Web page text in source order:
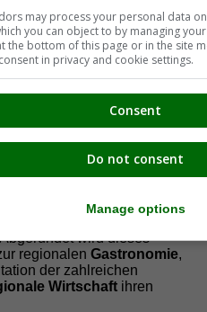
Netzwerk
ist eine von vielen
derJetztMedien.com Medien,
Aufgabe gemacht hat, in
mit regionalen Firmen,
dieVielfälltigkeit
zu präsentieren.
der Bevölkerung einen
im
wird dieses
regionalen Gastronomie,
der zahlreichen
Wirtschaft ihren
may process your personal data
you can object to by managing
the bottom of this page or in the site
in privacy and cookie settings.
Consent
Do not consent
Manage options